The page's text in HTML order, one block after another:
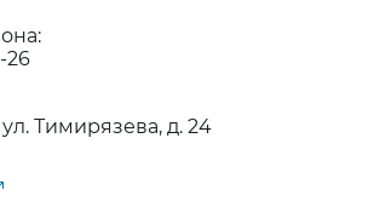
26
Тимирязева, д. 24